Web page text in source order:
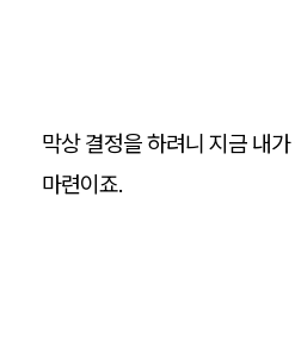
막상 결정을 하려니 지금 내
마련이죠.